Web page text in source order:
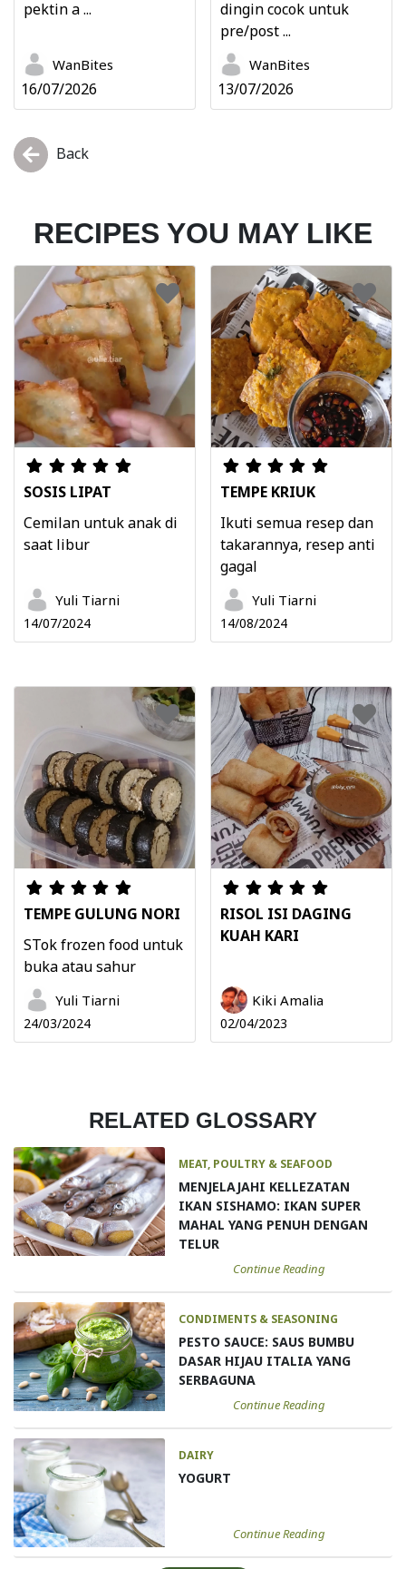
pektin a ...
WanBites
16/07/2026
dingin cocok untuk
pre/post ...
WanBites
13/07/2026
Back
RECIPES YOU MAY LIKE
SOSIS LIPAT
Cemilan untuk anak di
saat libur
Yuli Tiarni
14/07/2024
TEMPE KRIUK
Ikuti semua resep dan
takarannya, resep anti
gagal
Yuli Tiarni
14/08/2024
TEMPE GULUNG NORI
STok frozen food untuk
buka atau sahur
Yuli Tiarni
24/03/2024
RISOL ISI DAGING
KUAH KARI
Kiki Amalia
02/04/2023
RELATED GLOSSARY
MEAT, POULTRY & SEAFOOD
MENJELAJAHI KELLEZATAN
IKAN SISHAMO: IKAN SUPER
MAHAL YANG PENUH DENGAN
TELUR
Continue Reading
CONDIMENTS & SEASONING
PESTO SAUCE: SAUS BUMBU
DASAR HIJAU ITALIA YANG
SERBAGUNA
Continue Reading
DAIRY
YOGURT
Continue Reading